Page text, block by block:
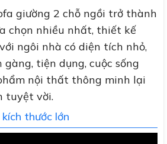
giường 2 chỗ ngồi trở thành
chọn nhiều nhất, thiết kế
ngôi nhà có diện tích nhỏ,
tiện dụng, cuộc sống
nội thất thông minh lại
tuyệt vời.
thước lớn